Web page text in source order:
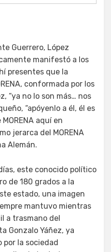
Guerrero, López
manifestó a los
presentes que la
conformada por los
“ya no lo son más… nos
“apóyenlo a él, él es
aquí en
jerarca del MORENA
Alemán.
este conocido político
de 180 grados a la
estado, una imagen
mantuvo mientras
a trasmano del
Gonzalo Yáñez, ya
la sociedad